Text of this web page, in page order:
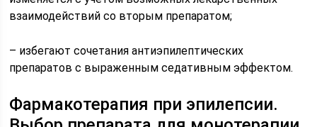
взаимодействий со вторым препаратом;
– избегают сочетания антиэпилептических
препаратов с выраженным седативным эффектом.
Фармакотерапия при эпилепсии.